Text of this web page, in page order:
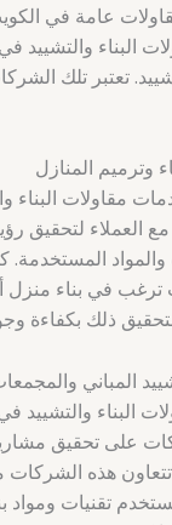
عامة في
البناء
تعتبر تلك
وترميم المنازل
مقاولات البناء
العملاء لتحقيق
والمواد
في بناء منزل
ذلك بكفاءة
المباني
البناء
على تحقيق
تتعاون هذه الشركات
تقنيات ومواد